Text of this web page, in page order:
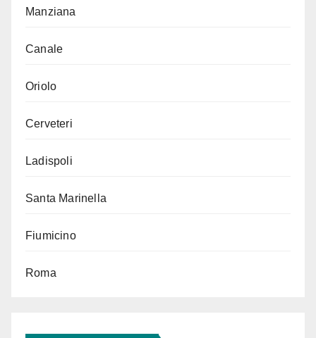
Manziana
Canale
Oriolo
Cerveteri
Ladispoli
Santa Marinella
Fiumicino
Roma